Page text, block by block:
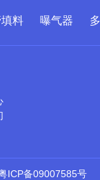
料 曝气器
ICP备09007585号